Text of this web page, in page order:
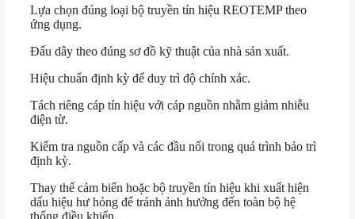
Lựa chọn đúng loại bộ truyền tín hiệu REOTEMP theo
ứng dụng.
Đấu dây theo đúng sơ đồ kỹ thuật của nhà sản xuất.
Hiệu chuẩn định kỳ để duy trì độ chính xác.
Tách riêng cáp tín hiệu với cáp nguồn nhằm giảm nhiễu
điện từ.
Kiểm tra nguồn cấp và các đầu nối trong quá trình bảo trì
định kỳ.
Thay thế cảm biến hoặc bộ truyền tín hiệu khi xuất hiện
dấu hiệu hư hỏng để tránh ảnh hưởng đến toàn bộ hệ